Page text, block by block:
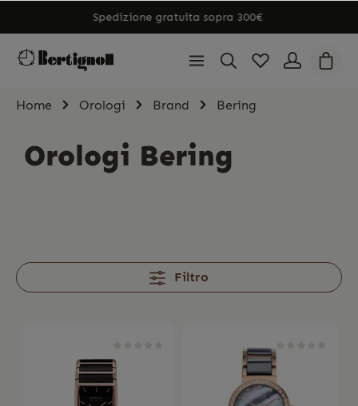
Spedizione gratuita sopra 300€
Home Orologi Brand Bering
Orologi Bering
Filtro